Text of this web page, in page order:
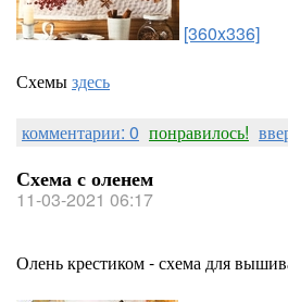
[360x336]
Схемыздесь
комментарии: 0 понравилось!
Схема с оленем
11-03-2021 06:17
Олень крестиком - схема для